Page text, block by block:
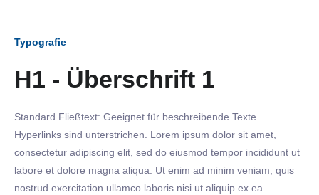
Typografie
H1 - Überschrift 1
Standard Fließtext: Geeignet für beschreibende Texte.
Hyperlinks sind unterstrichen . Lorem ipsum dolor sit amet,
consectetur adipiscing elit, sed do eiusmod tempor incididunt ut
labore et dolore magna aliqua. Ut enim ad minim veniam, quis
nostrud exercitation ullamco laboris nisi ut aliquip ex ea